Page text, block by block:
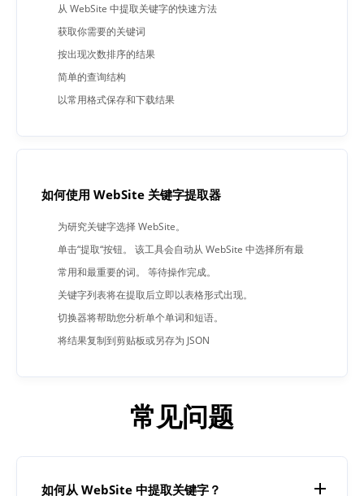
从 WebSite 中提取关键字的快速方法
获取你需要的关键词
按出现次数排序的结果
简单的查询结构
以常用格式保存和下载结果
如何使用 WebSite 关键字提取器
为研究关键字选择 WebSite。
单击“提取“按钮。 该工具会自动从 WebSite 中选择所有最
常用和最重要的词。 等待操作完成。
关键字列表将在提取后立即以表格形式出现。
切换器将帮助您分析单个单词和短语。
将结果复制到剪贴板或另存为 JSON
常见问题
如何从 WebSite 中提取关键字？